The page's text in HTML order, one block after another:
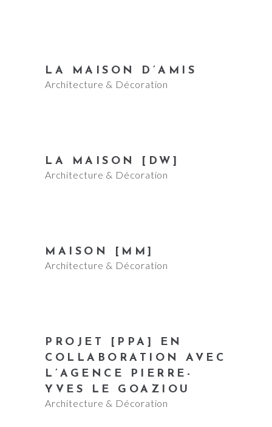
LA MAISON D’AMIS
Architecture & Décoration
LA MAISON [DW]
Architecture & Décoration
MAISON [MM]
Architecture & Décoration
PROJET [PPA] EN
COLLABORATION AVEC
L’AGENCE PIERRE-
YVES LE GOAZIOU
Architecture & Décoration